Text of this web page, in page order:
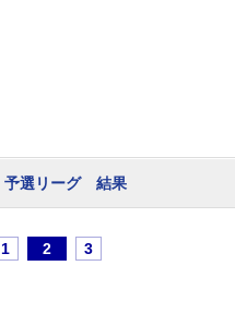
予選リーグ 結果
1 2 3